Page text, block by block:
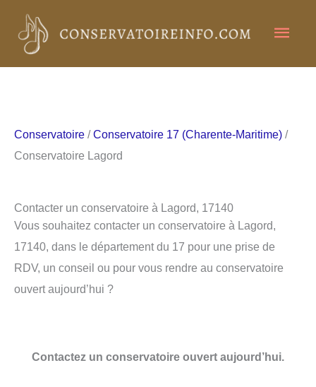
contenu
Conservatoire /Conservatoire 17 (Charente-Maritime) /
Conservatoire Lagord
Contacter un conservatoire à Lagord, 17140
Vous souhaitez contacter un conservatoire à Lagord,
17140, dans le département du 17 pour une prise de
RDV, un conseil ou pour vous rendre au conservatoire
ouvert aujourd’hui ?
Contactez un conservatoire ouvert aujourd’hui.